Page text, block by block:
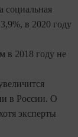
социальная
в 2020 году
в 2018 году не
в России. О
эксперты